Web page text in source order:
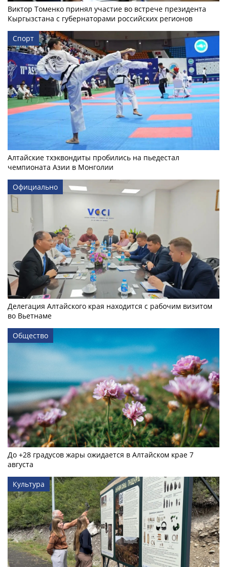
Виктор Томенко принял участие во встрече президента
Кыргызстана с губернаторами российских регионов
Спорт
Алтайские тхэквондиты пробились на пьедестал
чемпионата Азии в Монголии
Официально
Делегация Алтайского края находится с рабочим визитом
во Вьетнаме
Общество
До +28 градусов жары ожидается в Алтайском крае 7
августа
Культура